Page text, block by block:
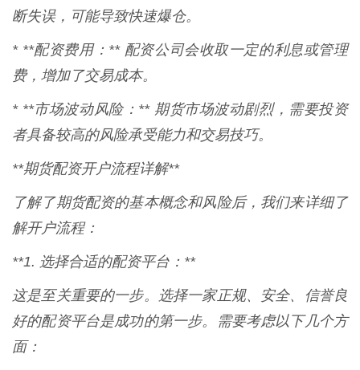
断失误，可能导致快速爆仓。
* **配资费用：** 配资公司会收取一定的利息或管理
费，增加了交易成本。
* **市场波动风险：** 期货市场波动剧烈，需要投资
者具备较高的风险承受能力和交易技巧。
**期货配资开户流程详解**
了解了期货配资的基本概念和风险后，我们来详细了
解开户流程：
**1. 选择合适的配资平台：**
这是至关重要的一步。选择一家正规、安全、信誉良
好的配资平台是成功的第一步。需要考虑以下几个方
面：